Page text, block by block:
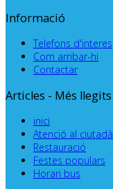
Informació
Telefons d'interes
Com arribar-hi
Contactar
Articles - Més llegits
inici
Atenció al ciutadà
Restauració
Festes populars
Horari bus